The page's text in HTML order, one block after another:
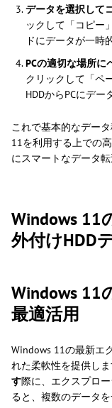
データを選択して
ックして「コピー
ドにデータが一時
PCの適切な場所に
クリックして「ペ
HDDからPCにデー
これで基本的なデー
11を利用する上での
にスマートなデータ転
Windows 11
外付けHDD
Windows 11
最適活用
Windows 11の最新エ
れた柔軟性を提供しま
す際に、エクスプロ
ると、複数のデータを